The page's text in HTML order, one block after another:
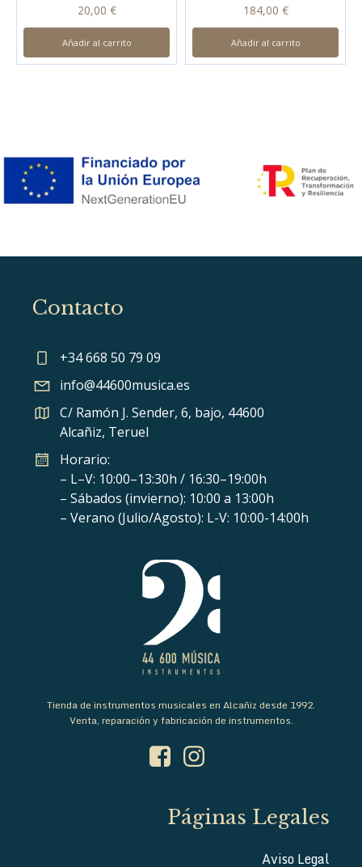
20,00 €
Añadir al carrito
184,00 €
Añadir al carrito
Contacto
+34 668 50 79 09
info@44600musica.es
C/ Ramón J. Sender, 6, bajo, 44600
Alcañiz, Teruel
Horario:
– L–V: 10:00–13:30h / 16:30–19:00h
– Sábados (invierno): 10:00 a 13:00h
– Verano (Julio/Agosto): L-V: 10:00-14:00h
Tienda de instrumentos musicales en Alcañiz desde 1992.
Venta, reparación y fabricación de instrumentos.
Páginas Legales
Aviso Legal